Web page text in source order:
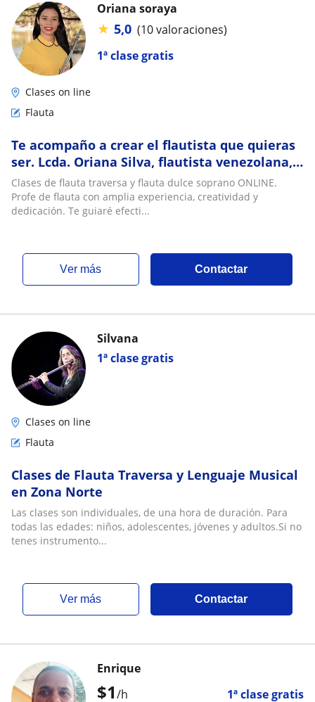
1ª clase gratis
Oriana soraya
★ 5,0 (10 valoraciones)
Clases on line
Flauta
Te acompaño a crear el flautista que quieras
ser. Lcda. Oriana Silva, flautista venezolana,
coach
Clases de flauta traversa y flauta dulce soprano ONLINE.
Profe de flauta con amplia experiencia, creatividad y
dedicación. Te guiaré efecti...
ver más Contactar
1ª clase gratis
Silvana
Clases on line
Flauta
Clases de Flauta Traversa y Lenguaje Musical
en Zona Norte
Las clases son individuales, de una hora de duración. Para
todas las edades: niños, adolescentes, jóvenes y adultos.Si no
tenes instrumento...
ver más Contactar
$1/h 1ª clase gratis
Enrique